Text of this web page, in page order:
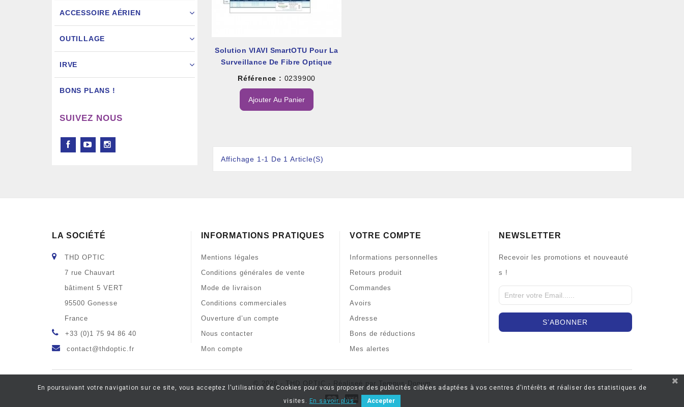
ACCESSOIRE AÉRIEN
OUTILLAGE
IRVE
BONS PLANS !
SUIVEZ NOUS
Solution VIAVI SmartOTU Pour La
Surveillance De Fibre Optique
Référence : 0239900
Ajouter Au Panier
Affichage 1-1 De 1 Article(s)
LA SOCIÉTÉ
THD OPTIC
7 rue Chauvart
bâtiment 5 VERT
95500 Gonesse
France
+33 (0)1 75 94 86 40
contact@thdoptic.fr
INFORMATIONS PRATIQUES
Mentions légales
Conditions générales de vente
Mode de livraison
Conditions commerciales
Ouverture d’un compte
Nous contacter
Mon compte
VOTRE COMPTE
Informations personnelles
Retours produit
Commandes
Avoirs
Adresse
Bons de réductions
Mes alertes
NEWSLETTER
Recevoir les promotions et nouveauté
s !
© 2026 - THD OPTIC - Réaliseé par Tempus Donum
En poursuivant votre navigation sur ce site, vous acceptez l'utilisation de Cookies pour vous proposer des publicités ciblées adaptées à vos centres d'intérêts et réaliser des statistiques de
visites. En savoir plus. Accepter